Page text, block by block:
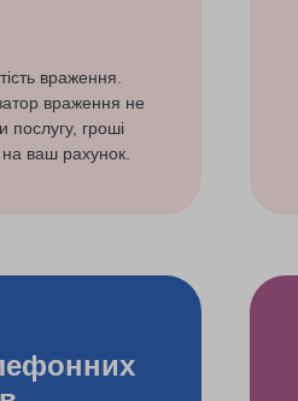
враження.
враження не
послугу, гроші
ваш рахунок.